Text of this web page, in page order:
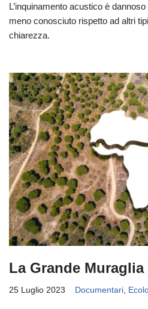
L’inquinamento acustico è
meno conosciuto rispetto ad altri
chiarezza.
La Grande Muraglia
25 Luglio 2023 Documentari